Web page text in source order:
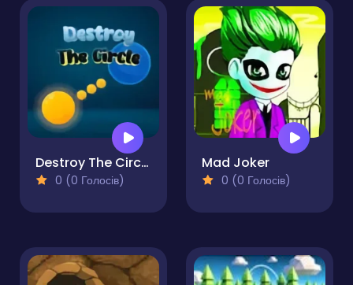
Destroy The Circle
0 (0 Голосів)
Mad Joker
0 (0 Голосів)